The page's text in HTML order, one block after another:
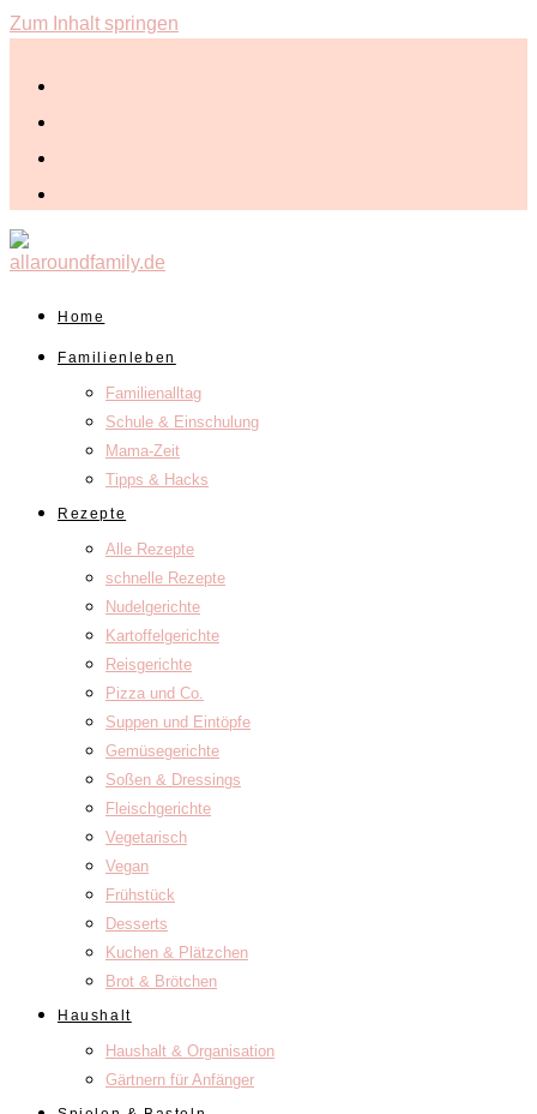
Zum Inhalt springen
Home
Familienleben
Familienalltag
Schule & Einschulung
Mama-Zeit
Tipps & Hacks
Rezepte
Alle Rezepte
schnelle Rezepte
Nudelgerichte
Kartoffelgerichte
Reisgerichte
Pizza und Co.
Suppen und Eintöpfe
Gemüsegerichte
Soßen & Dressings
Fleischgerichte
Vegetarisch
Vegan
Frühstück
Desserts
Kuchen & Plätzchen
Brot & Brötchen
Haushalt
Haushalt & Organisation
Gärtnern für Anfänger